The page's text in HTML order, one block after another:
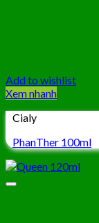
Add to wishlist
Xem nhanh
Cialy
PhanTher 100ml